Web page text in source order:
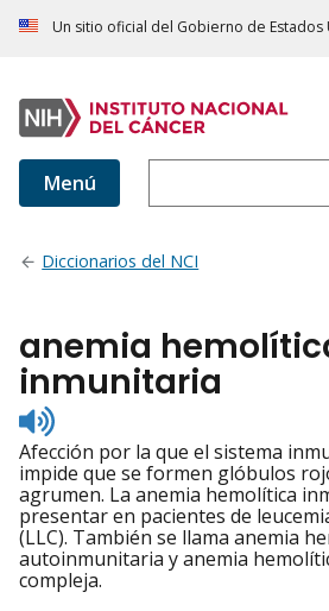
Un sitio oficial del Gobierno de Estados
Menú
Diccionarios del NCI
anemia
inmunitaria
Listen
to
pronunciation
Afección por la que el sistema
impide que se formen glóbulos
agrumen. La anemia hemolítica
presentar en pacientes de
(LLC). También se llama anemia
autoinmunitaria y anemia
compleja.